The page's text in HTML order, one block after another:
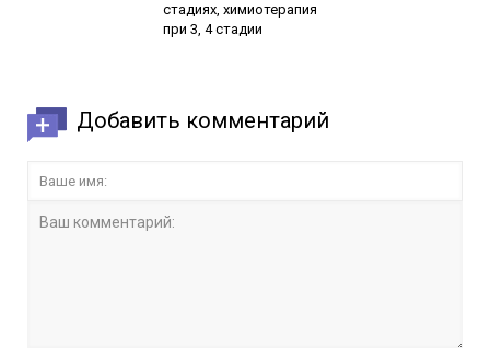
стадиях, химиотерапия
при 3, 4 стадии
Добавить комментарий